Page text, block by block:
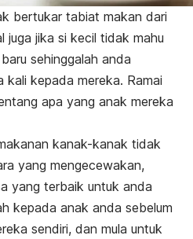
bertukar tabiat makan dari
juga jika si kecil tidak mahu
sehinggalah anda
kali kepada mereka. Ramai
apa yang anak mereka
kanak-kanak tidak
yang mengecewakan,
yang terbaik untuk anda
kepada anak anda sebelum
sendiri, dan mula untuk